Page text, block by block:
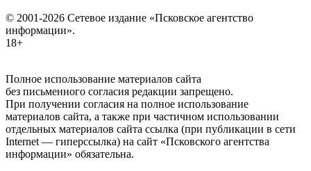
© 2001-2026 Сетевое издание «Псковское агентство
информации».
18+
Полное использование материалов сайта
без письменного согласия редакции запрещено.
При получении согласия на полное использование
материалов сайта, а также при частичном использовании
отдельных материалов сайта ссылка (при публикации в сети
Internet — гиперссылка) на сайт «Псковского агентства
информации» обязательна.